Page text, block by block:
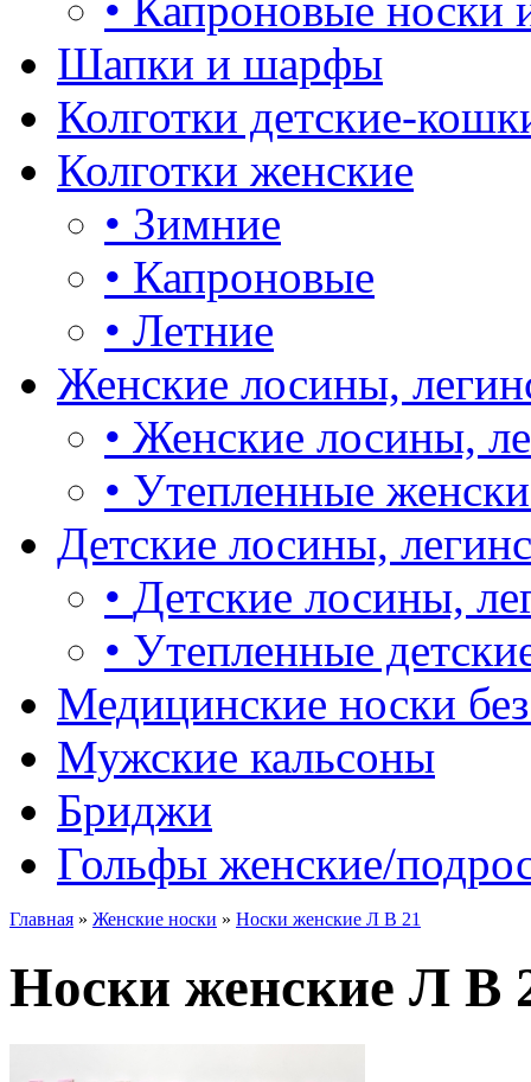
Шапки и шарфы
Колготки детские-
Колготки женские
• Зимние
• Капроновые
• Летние
Женские лосины,
• Женские лосины,
• Утепленные
Детские лосины,
• Детские лосины,
• Утепленные
Медицинские носки
Мужские кальсоны
Бриджи
Гольфы женские/
Главная » Женские носки » Носки женские Л В 21
Носки женские Л В